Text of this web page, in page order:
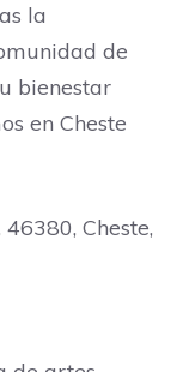
la
de
bienestar
en Cheste
Cheste,